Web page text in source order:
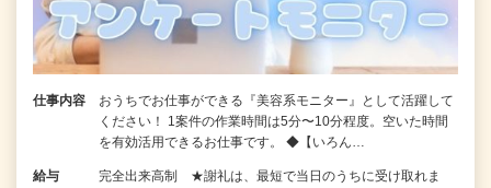
仕事内容
おうちでお仕事ができる『美容系モニター』として活躍して
ください！ 1案件の作業時間は5分〜10分程度。空いた時間
を有効活用できるお仕事です。 ◆【いろん…
給与
完全出来高制 ★謝礼は、最短で当日のうちに受け取れま